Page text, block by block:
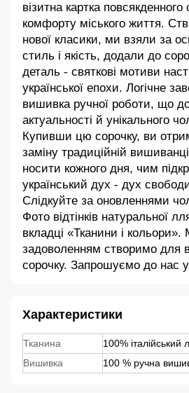
візитна картка
комфорту міського життя.
нової класики, ми взяли за
стиль і якість, додали до
деталь - святкові мотиви
української епохи. Логічне
вишивка ручної роботи, що
актуальності й унікального
Купивши цю сорочку, ви
заміну традиційній
носити кожного дня, чим
український дух - дух
Слідкуйте за оновленнями
Фото відтінків натуральної
вкладці «Тканини і кольори».
задоволенням створимо для
сорочку. Запрошуємо до нас
Характеристики
Тканина
100% італійський
Вишивка
100 % ручна